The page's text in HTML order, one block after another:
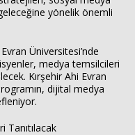
yönelik önemli
Üniversitesi’nde
medya temsilcileri
Kırşehir Ahi Evran
dijital medya
Tanıtılacak